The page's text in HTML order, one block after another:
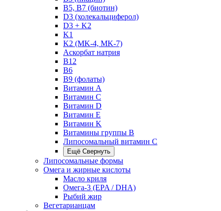
B5, B7 (биотин)
D3 (холекальциферол)
D3 + K2
K1
K2 (MK-4, MK-7)
Аскорбат натрия
В12
В6
В9 (фолаты)
Витамин A
Витамин C
Витамин D
Витамин E
Витамин K
Витамины группы B
Липосомальный витамин C
Ещё Свернуть
Липосомальные формы
Омега и жирные кислоты
Масло криля
Омега-3 (EPA / DHA)
Рыбий жир
Вегетарианцам